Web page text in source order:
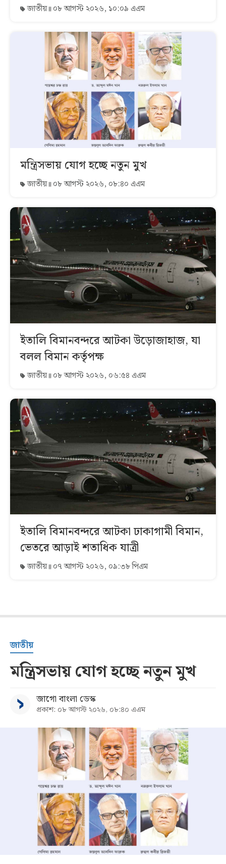
জাতীয় ০৮ আগস্ট ২০২৬, ১০:০৯ এএম
মন্ত্রিসভায় যোগ হচ্ছে নতুন মুখ
জাতীয় ০৮ আগস্ট ২০২৬, ০৮:৪০ এএম
ইতালি বিমানবন্দরে আটকা উড়োজাহাজ, যা
বলল বিমান কর্তৃপক্ষ
জাতীয় ০৮ আগস্ট ২০২৬, ০৬:৫৪ এএম
ইতালি বিমানবন্দরে আটকা ঢাকাগামী বিমান,
ভেতরে আড়াই শতাধিক যাত্রী
জাতীয় ০৭ আগস্ট ২০২৬, ০৯:৩৮ পিএম
জাতীয়
মন্ত্রিসভায় যোগ হচ্ছে নতুন মুখ
জাগো বাংলা ডেস্ক
প্রকাশ: ০৮ আগস্ট ২০২৬, ০৮:৪০ এএম